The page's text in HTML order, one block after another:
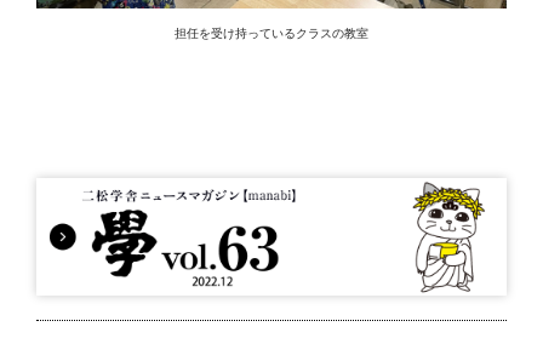
担任を受け持っているクラスの教室